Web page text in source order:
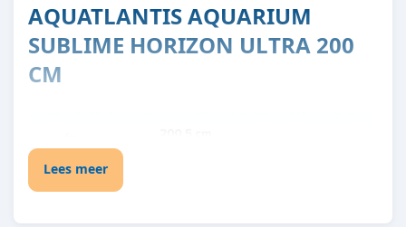
AQUATLANTIS AQUARIUM
SUBLIME HORIZON ULTRA 200
CM
Lees meer